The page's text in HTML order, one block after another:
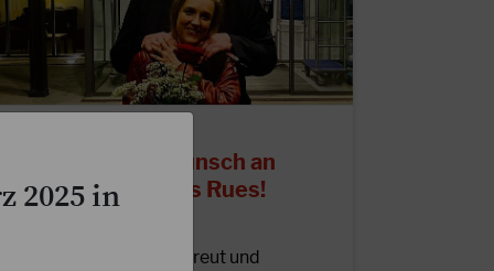
Glückwunsch an
und Markus Rues!
Präsidium ist sehr erfreut und
2025 in